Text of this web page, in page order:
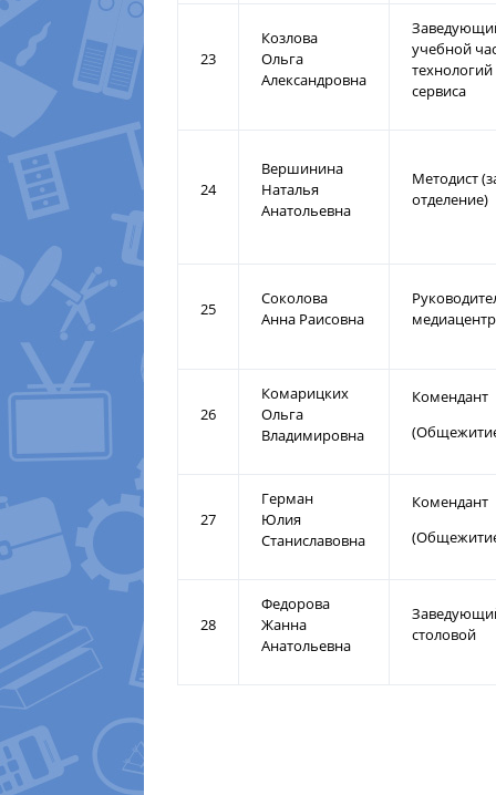
23
Козлова
Ольга
Александровна
учебной
технологий
сервиса
24
Вершинина
Наталья
Анатольевна
Методист
отделение)
25
Соколова
Анна Раисовна
26
Комарицких
Ольга
Владимировна
Комендант
27
Герман
Юлия
Станиславовна
Комендант
28
Федорова
Жанна
Анатольевна
столовой